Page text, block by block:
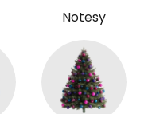
Notesy